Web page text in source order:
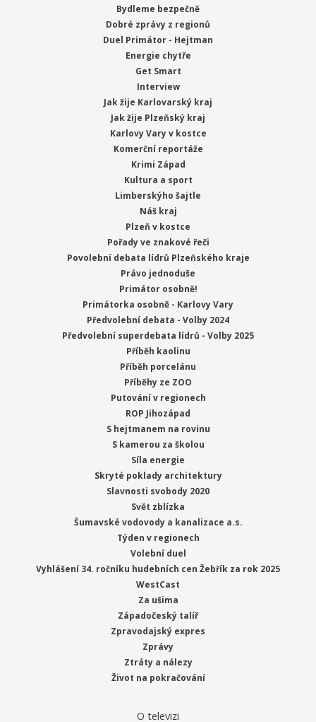
Bydleme bezpečně
Dobré zprávy z regionů
Duel Primátor - Hejtman
Energie chytře
Get Smart
Interview
Jak žije Karlovarský kraj
Jak žije Plzeňský kraj
Karlovy Vary v kostce
Komerční reportáže
Krimi Západ
Kultura a sport
Limberskýho šajtle
Náš kraj
Plzeň v kostce
Pořady ve znakové řeči
Povolební debata lídrů Plzeňského kraje
Právo jednoduše
Primátor osobně!
Primátorka osobně - Karlovy Vary
Předvolební debata - Volby 2024
Předvolební superdebata lídrů - Volby 2025
Příběh kaolinu
Příběh porcelánu
Příběhy ze ZOO
Putování v regionech
ROP Jihozápad
S hejtmanem na rovinu
S kamerou za školou
Síla energie
Skryté poklady architektury
Slavnosti svobody 2020
Svět zblízka
Šumavské vodovody a kanalizace a.s.
Týden v regionech
Volební duel
Vyhlášení 34. ročníku hudebních cen Žebřík za rok 2025
WestCast
Za ušima
Západočeský talíř
Zpravodajský expres
Zprávy
Ztráty a nálezy
Život na pokračování
O televizi